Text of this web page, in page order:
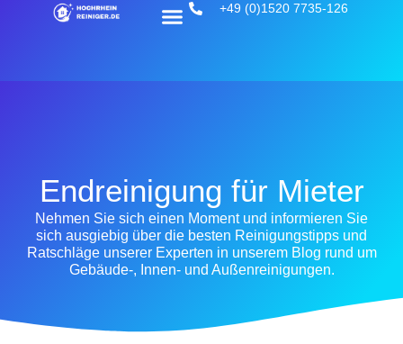
+49 (0)1520 7735-126
Endreinigung für Mieter
Nehmen Sie sich einen Moment und informieren Sie
sich ausgiebig über die besten Reinigungstipps und
Ratschläge unserer Experten in unserem Blog rund um
Gebäude-, Innen- und Außenreinigungen.